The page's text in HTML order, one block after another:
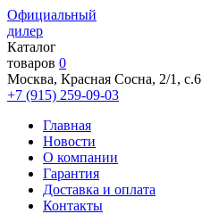
Официальный
дилер
Каталог
товаров 0
Москва, Красная Сосна, 2/1, с.6
+7 (915) 259-09-03
Главная
Новости
О компании
Гарантия
Доставка и оплата
Контакты